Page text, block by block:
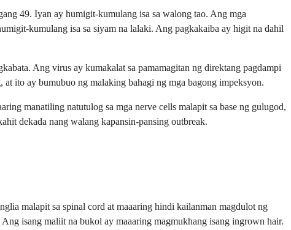
49. Iyan ay humigit-kumulang isa sa walong tao. Ang mga
kumulang isa sa siyam na lalaki. Ang pagkakaiba ay higit na dahil
Ang virus ay kumakalat sa pamamagitan ng direktang pagdampi
ito ay bumubuo ng malaking bahagi ng mga bagong impeksyon.
manatiling natutulog sa mga nerve cells malapit sa base ng gulugod,
dekada nang walang kapansin-pansing outbreak.
malapit sa spinal cord at maaaring hindi kailanman magdulot ng
isang maliit na bukol ay maaaring magmukhang isang ingrown hair.